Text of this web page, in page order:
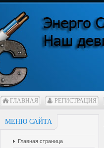
ГЛАВНАЯ РЕГИСТРАЦИЯ
МЕНЮ САЙТА
Главная страница